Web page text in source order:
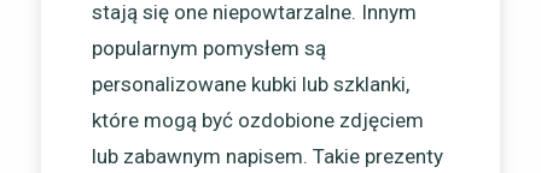
stają się one niepowtarzalne. Innym
popularnym pomysłem są
personalizowane kubki lub szklanki,
które mogą być ozdobione zdjęciem
lub zabawnym napisem. Takie prezenty